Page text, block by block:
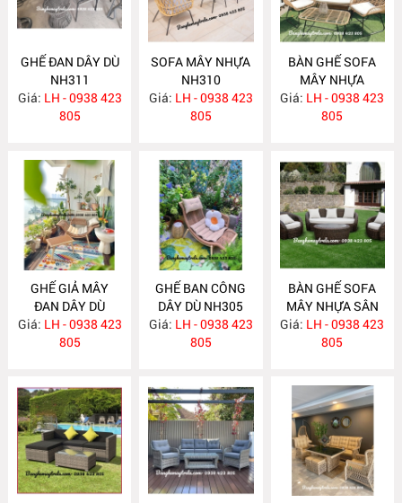
GHẾ ĐAN DÂY DÙ
NH311
Giá: LH - 0938 423
805
SOFA MÂY NHỰA
NH310
Giá: LH - 0938 423
805
BÀN GHẾ SOFA
MÂY NHỰA
NH309
Giá: LH - 0938 423
805
GHẾ GIẢ MÂY
ĐAN DÂY DÙ
NH306
Giá: LH - 0938 423
805
GHẾ BAN CÔNG
DÂY DÙ NH305
Giá: LH - 0938 423
805
BÀN GHẾ SOFA
MÂY NHỰA SÂN
VƯỜN NH304
Giá: LH - 0938 423
805